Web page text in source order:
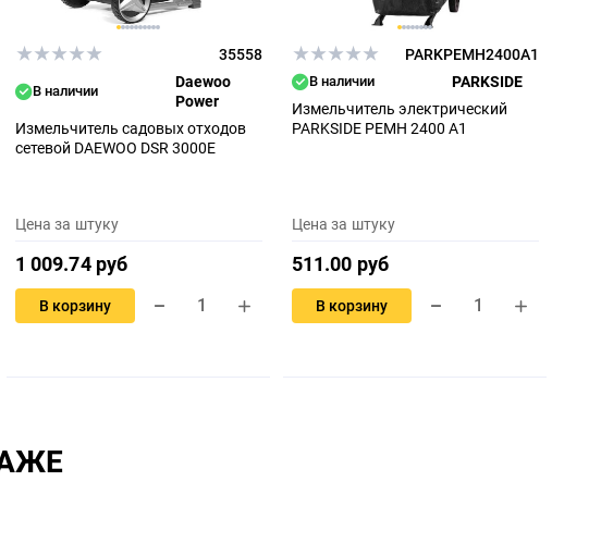
35558
В наличии
Daewoo
Power
Измельчитель садовых отходов
сетевой DAEWOO DSR 3000E
Цена за штуку
1 009.74 руб
В корзину
PARKPEMH2400A1
В наличии
PARKSIDE
Измельчитель электрический
PARKSIDE PEMH 2400 A1
Цена за штуку
511.00 руб
В корзину